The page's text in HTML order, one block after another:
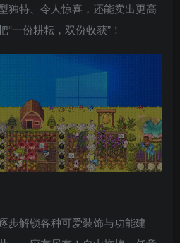
独特、令人惊喜，还能卖出更高
一份耕耘，双份收获”！
步解锁各种可爱装饰与功能建